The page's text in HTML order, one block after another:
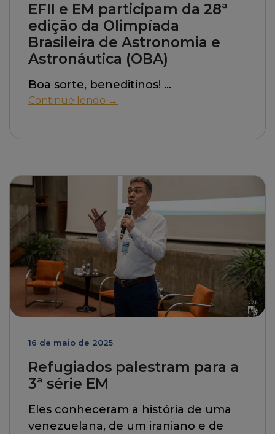
EFII e EM participam da 28ª
edição da Olimpíada
Brasileira de Astronomia e
Astronáutica (OBA)
Boa sorte, beneditinos!
Continue lendo →
16 de maio de 2025
Refugiados palestram para a
3ª série EM
Eles conheceram a história de uma
venezuelana, de um iraniano e de